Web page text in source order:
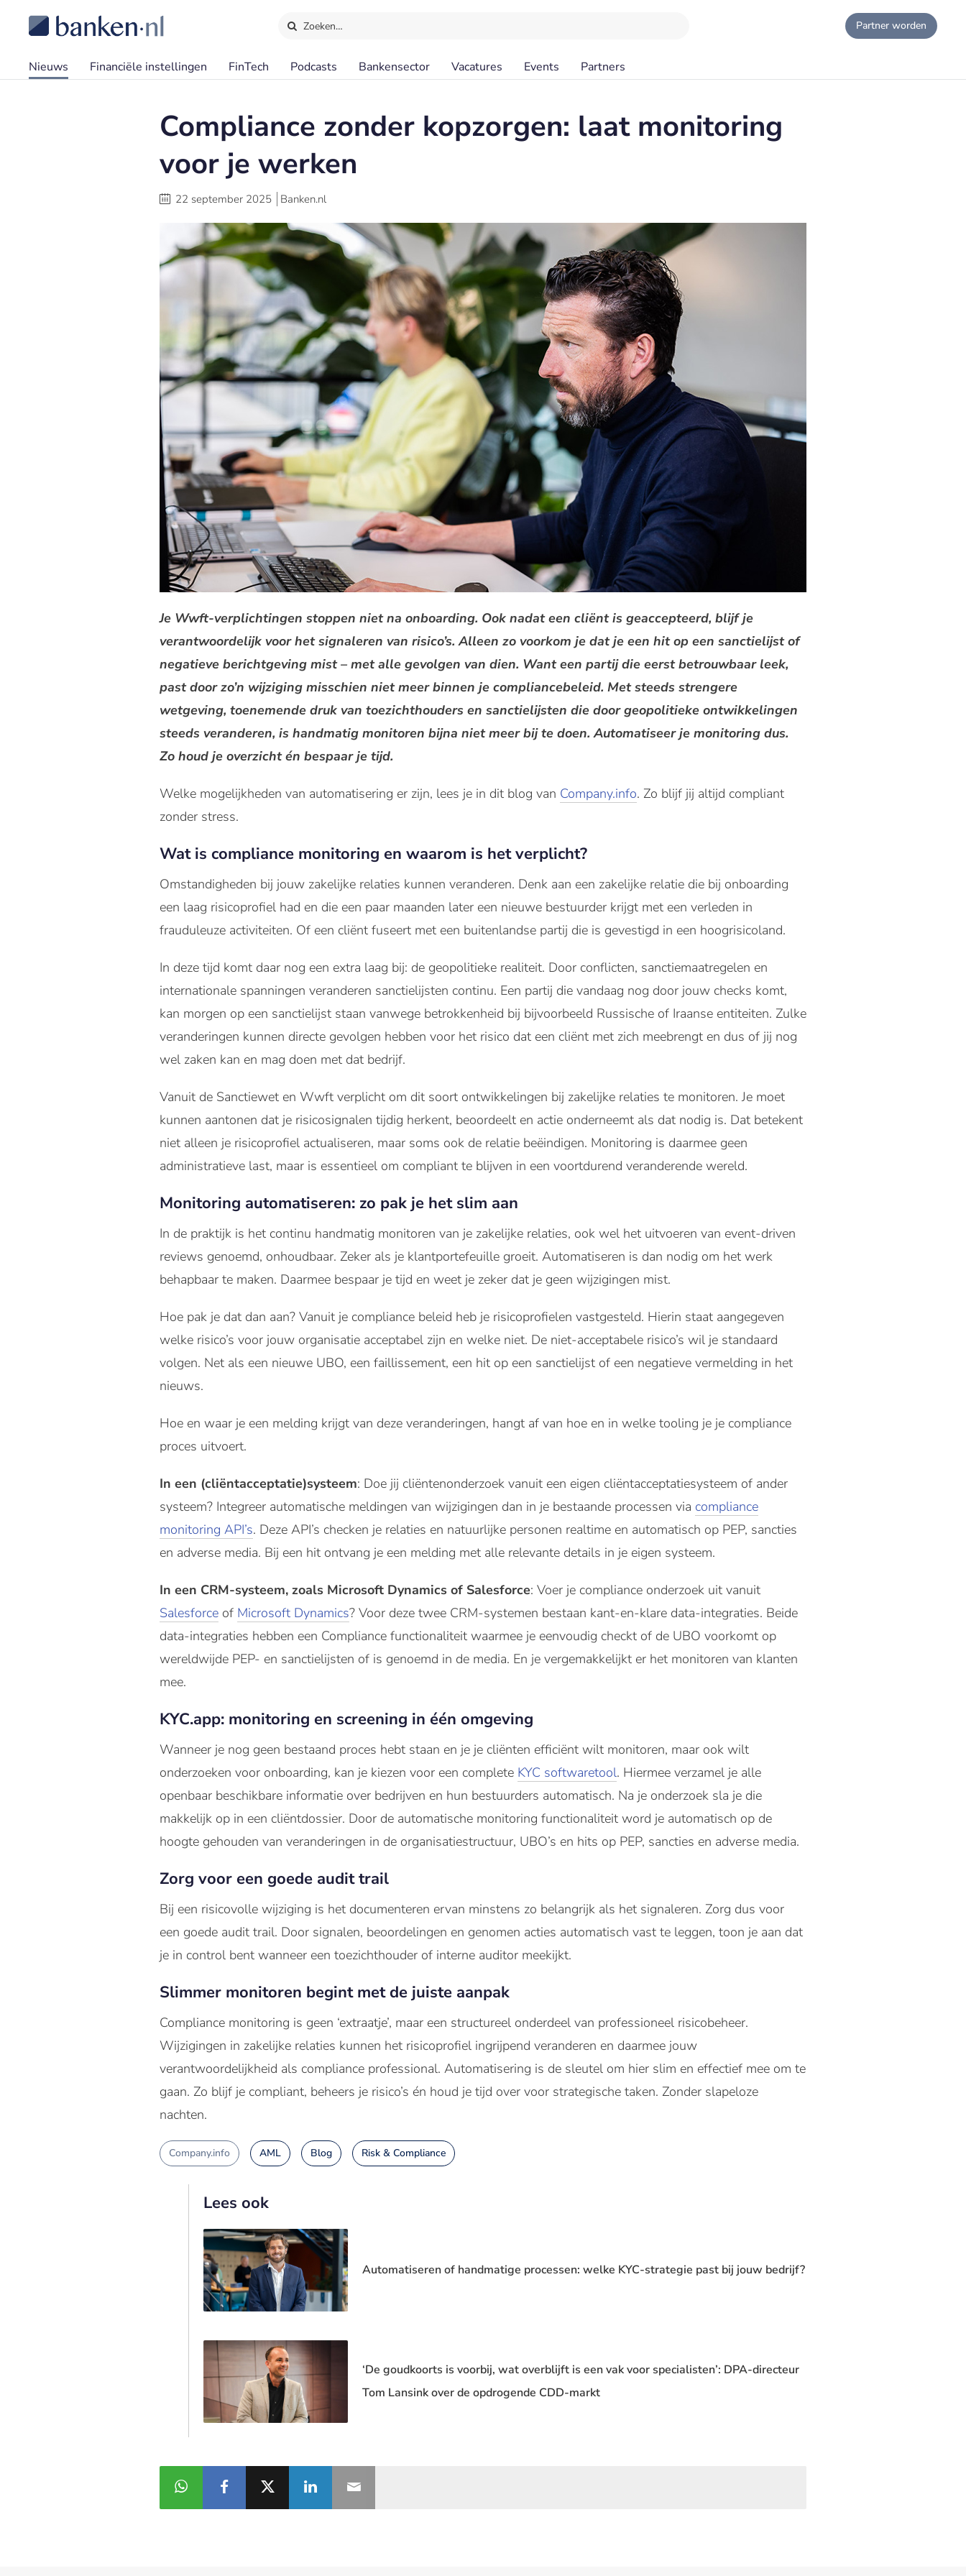
Zoeken… Partner worden
Nieuws Financiële instellingen FinTech Podcasts Bankensector Vacatures Events Partners
Compliance zonder kopzorgen: laat monitoring
voor je werken
22 september 2025 Banken.nl
Je Wwft-verplichtingen stoppen niet na onboarding. Ook nadat een cliënt is geaccepteerd, blijf je
verantwoordelijk voor het signaleren van risico’s. Alleen zo voorkom je dat je een hit op een sanctielijst of
negatieve berichtgeving mist – met alle gevolgen van dien. Want een partij die eerst betrouwbaar leek,
past door zo’n wijziging misschien niet meer binnen je compliancebeleid. Met steeds strengere
wetgeving, toenemende druk van toezichthouders en sanctielijsten die door geopolitieke ontwikkelingen
steeds veranderen, is handmatig monitoren bijna niet meer bij te doen. Automatiseer je monitoring dus.
Zo houd je overzicht én bespaar je tijd.
Welke mogelijkheden van automatisering er zijn, lees je in dit blog van Company.info. Zo blijf jij altijd compliant
zonder stress.
Wat is compliance monitoring en waarom is het verplicht?
Omstandigheden bij jouw zakelijke relaties kunnen veranderen. Denk aan een zakelijke relatie die bij onboarding
een laag risicoprofiel had en die een paar maanden later een nieuwe bestuurder krijgt met een verleden in
frauduleuze activiteiten. Of een cliënt fuseert met een buitenlandse partij die is gevestigd in een hoogrisicoland.
In deze tijd komt daar nog een extra laag bij: de geopolitieke realiteit. Door conflicten, sanctiemaatregelen en
internationale spanningen veranderen sanctielijsten continu. Een partij die vandaag nog door jouw checks komt,
kan morgen op een sanctielijst staan vanwege betrokkenheid bij bijvoorbeeld Russische of Iraanse entiteiten. Zulke
veranderingen kunnen directe gevolgen hebben voor het risico dat een cliënt met zich meebrengt en dus of jij nog
wel zaken kan en mag doen met dat bedrijf.
Vanuit de Sanctiewet en Wwft verplicht om dit soort ontwikkelingen bij zakelijke relaties te monitoren. Je moet
kunnen aantonen dat je risicosignalen tijdig herkent, beoordeelt en actie onderneemt als dat nodig is. Dat betekent
niet alleen je risicoprofiel actualiseren, maar soms ook de relatie beëindigen. Monitoring is daarmee geen
administratieve last, maar is essentieel om compliant te blijven in een voortdurend veranderende wereld.
Monitoring automatiseren: zo pak je het slim aan
In de praktijk is het continu handmatig monitoren van je zakelijke relaties, ook wel het uitvoeren van event-driven
reviews genoemd, onhoudbaar. Zeker als je klantportefeuille groeit. Automatiseren is dan nodig om het werk
behapbaar te maken. Daarmee bespaar je tijd en weet je zeker dat je geen wijzigingen mist.
Hoe pak je dat dan aan? Vanuit je compliance beleid heb je risicoprofielen vastgesteld. Hierin staat aangegeven
welke risico’s voor jouw organisatie acceptabel zijn en welke niet. De niet-acceptabele risico’s wil je standaard
volgen. Net als een nieuwe UBO, een faillissement, een hit op een sanctielijst of een negatieve vermelding in het
nieuws.
Hoe en waar je een melding krijgt van deze veranderingen, hangt af van hoe en in welke tooling je je compliance
proces uitvoert.
In een (cliëntacceptatie)systeem: Doe jij cliëntenonderzoek vanuit een eigen cliëntacceptatiesysteem of ander
systeem? Integreer automatische meldingen van wijzigingen dan in je bestaande processen via compliance
monitoring API’s. Deze API’s checken je relaties en natuurlijke personen realtime en automatisch op PEP, sancties
en adverse media. Bij een hit ontvang je een melding met alle relevante details in je eigen systeem.
In een CRM-systeem, zoals Microsoft Dynamics of Salesforce: Voer je compliance onderzoek uit vanuit
Salesforce of Microsoft Dynamics? Voor deze twee CRM-systemen bestaan kant-en-klare data-integraties. Beide
data-integraties hebben een Compliance functionaliteit waarmee je eenvoudig checkt of de UBO voorkomt op
wereldwijde PEP- en sanctielijsten of is genoemd in de media. En je vergemakkelijkt er het monitoren van klanten
mee.
KYC.app: monitoring en screening in één omgeving
Wanneer je nog geen bestaand proces hebt staan en je je cliënten efficiënt wilt monitoren, maar ook wilt
onderzoeken voor onboarding, kan je kiezen voor een complete KYC softwaretool. Hiermee verzamel je alle
openbaar beschikbare informatie over bedrijven en hun bestuurders automatisch. Na je onderzoek sla je die
makkelijk op in een cliëntdossier. Door de automatische monitoring functionaliteit word je automatisch op de
hoogte gehouden van veranderingen in de organisatiestructuur, UBO’s en hits op PEP, sancties en adverse media.
Zorg voor een goede audit trail
Bij een risicovolle wijziging is het documenteren ervan minstens zo belangrijk als het signaleren. Zorg dus voor
een goede audit trail. Door signalen, beoordelingen en genomen acties automatisch vast te leggen, toon je aan dat
je in control bent wanneer een toezichthouder of interne auditor meekijkt.
Slimmer monitoren begint met de juiste aanpak
Compliance monitoring is geen ‘extraatje’, maar een structureel onderdeel van professioneel risicobeheer.
Wijzigingen in zakelijke relaties kunnen het risicoprofiel ingrijpend veranderen en daarmee jouw
verantwoordelijkheid als compliance professional. Automatisering is de sleutel om hier slim en effectief mee om te
gaan. Zo blijf je compliant, beheers je risico’s én houd je tijd over voor strategische taken. Zonder slapeloze
nachten.
Company.info AML Blog Risk & Compliance
Lees ook
Automatiseren of handmatige processen: welke KYC-strategie past bij jouw bedrijf?
‘De goudkoorts is voorbij, wat overblijft is een vak voor specialisten’: DPA-directeur
Tom Lansink over de opdrogende CDD-markt